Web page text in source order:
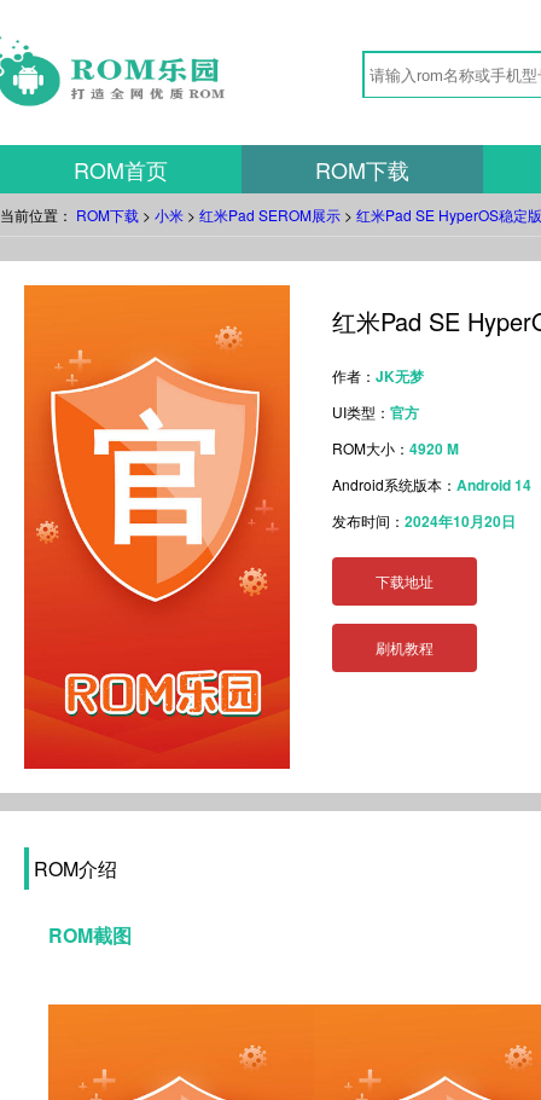
ROM首页 ROM下载
当前位置： ROM下载 > 小米 > 红米Pad SEROM展示 > 红米Pad SE HyperOS稳定
红米Pad SE
作者：JK无梦
UI类型：官方
ROM大小：4920 M
Android系统版本：Android 14
发布时间：2024年10月20日
下载地址
刷机教程
ROM介绍
ROM截图